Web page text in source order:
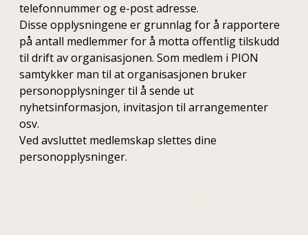
telefonnummer og e-post adresse.
Disse opplysningene er grunnlag for å rapportere
på antall medlemmer for å motta offentlig tilskudd
til drift av organisasjonen. Som medlem i PION
samtykker man til at organisasjonen bruker
personopplysninger til å sende ut
nyhetsinformasjon, invitasjon til arrangementer
osv.
Ved avsluttet medlemskap slettes dine
personopplysninger.